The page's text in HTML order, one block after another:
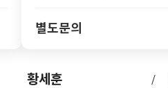
별도문의
황세훈 /